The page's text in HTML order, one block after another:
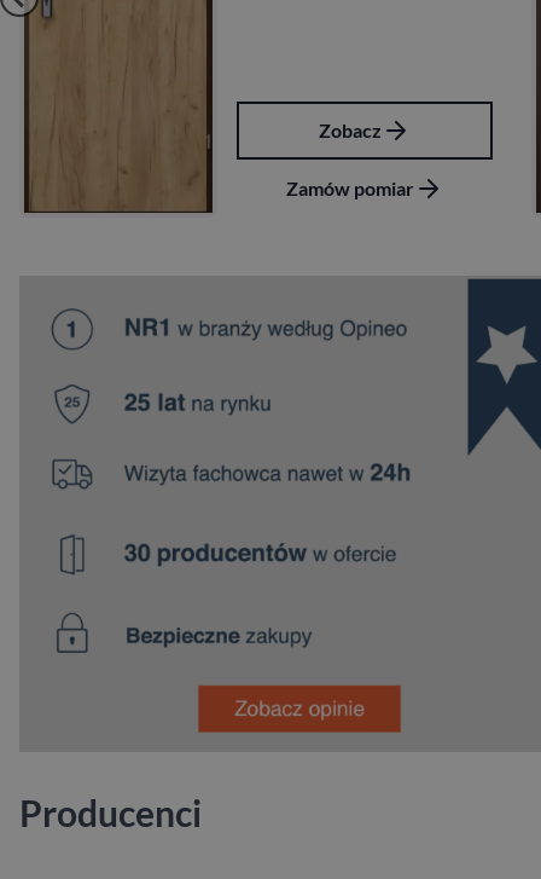
Zobacz
Zamów pomiar
Producenci